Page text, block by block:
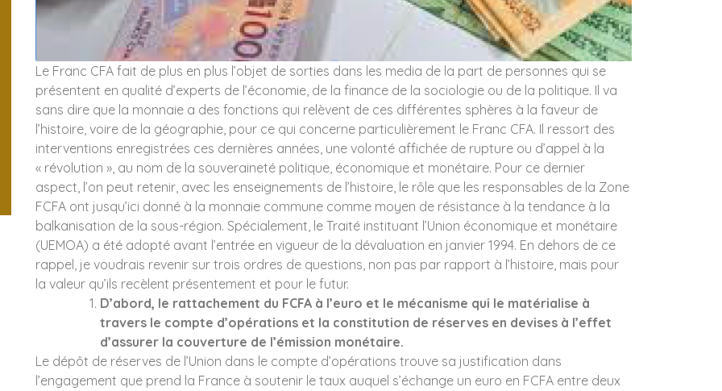
Le Franc CFA fait de plus en plus l’objet de sorties dans les media de la part de personnes qui se
présentent en qualité d’experts de l’économie, de la finance de la sociologie ou de la politique. Il va
sans dire que la monnaie a des fonctions qui relèvent de ces différentes sphères à la faveur de
l’histoire, voire de la géographie, pour ce qui concerne particulièrement le Franc CFA. Il ressort des
interventions enregistrées ces dernières années, une volonté affichée de rupture ou d’appel à la
« révolution », au nom de la souveraineté politique, économique et monétaire. Pour ce dernier
aspect, l’on peut retenir, avec les enseignements de l’histoire, le rôle que les responsables de la Zone
FCFA ont jusqu’ici donné à la monnaie commune comme moyen de résistance à la tendance à la
balkanisation de la sous-région. Spécialement, le Traité instituant l’Union économique et monétaire
(UEMOA) a été adopté avant l’entrée en vigueur de la dévaluation en janvier 1994. En dehors de ce
rappel, je voudrais revenir sur trois ordres de questions, non pas par rapport à l’histoire, mais pour
la valeur qu’ils recèlent présentement et pour le futur.
D’abord, le rattachement du FCFA à l’euro et le mécanisme qui le matérialise à
travers le compte d’opérations et la constitution de réserves en devises à l’effet
d’assurer la couverture de l’émission monétaire.
Le dépôt de réserves de l’Union dans le compte d’opérations trouve sa justification dans
l’engagement que prend la France à soutenir le taux auquel s’échange un euro en FCFA entre deux